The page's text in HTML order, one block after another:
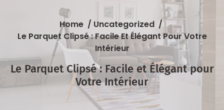
Home / Uncategorized /
Le Parquet Clipsé : Facile Et Élégant Pour Votre
Intérieur
Le Parquet Clipsé : Facile et Élégant pour
Votre Intérieur